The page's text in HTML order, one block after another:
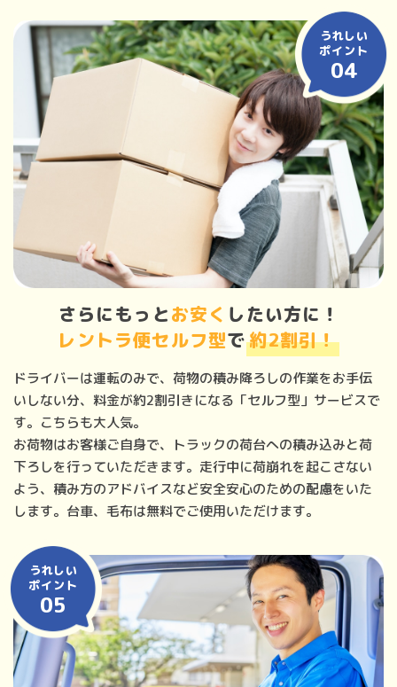
うれしい
ポイント
04
さらにもっとお安く したい方に！
レントラ便セルフ型で約2割引！
ドライバーは運転のみで、荷物の積み降ろしの作業をお手伝
いしない分、料金が約2割引きになる「セルフ型」サービスで
す。こちらも大人気。
お荷物はお客様ご自身で、トラックの荷台への積み込みと荷
下ろしを行っていただきます。走行中に荷崩れを起こさない
よう、積み方のアドバイスなど安全安心のための配慮をいた
します。台車、毛布は無料でご使用いただけます。
うれしい
ポイント
05